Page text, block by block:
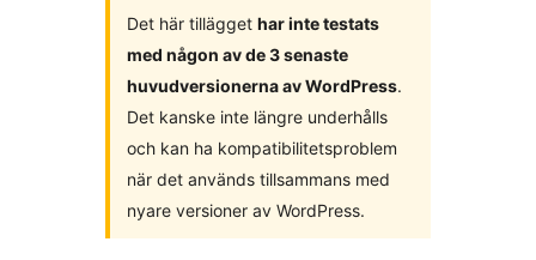
Det här tillägget har inte testats
med någon av de 3 senaste
huvudversionerna av WordPress.
Det kanske inte längre underhålls
och kan ha kompatibilitetsproblem
när det används tillsammans med
nyare versioner av WordPress.